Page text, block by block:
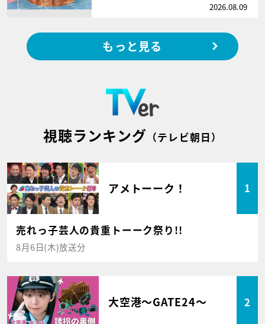
2026.08.09
もっと見る
視聴ランキング （テレビ朝日）
アメトーーク！ 1
売れっ子芸人の貴重トーーク祭り!!
8月6日(木)放送分
大空港～GATE24～ 2